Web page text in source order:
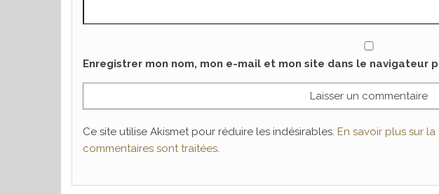
Enregistrer mon nom, mon e-mail et mon site dans le navigateur
Ce site utilise Akismet pour réduire les indésirables. En savoir plus sur
commentaires sont traitées.